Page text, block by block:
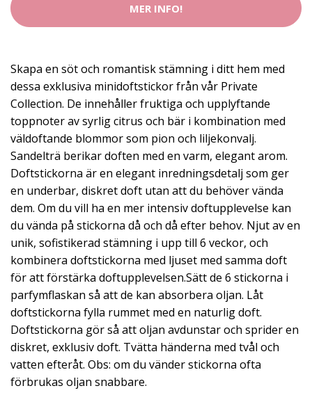
MER INFO!
Skapa en söt och romantisk stämning i ditt hem med
dessa exklusiva minidoftstickor från vår Private
Collection. De innehåller fruktiga och upplyftande
toppnoter av syrlig citrus och bär i kombination med
väldoftande blommor som pion och liljekonvalj.
Sandelträ berikar doften med en varm, elegant arom.
Doftstickorna är en elegant inredningsdetalj som ger
en underbar, diskret doft utan att du behöver vända
dem. Om du vill ha en mer intensiv doftupplevelse kan
du vända på stickorna då och då efter behov. Njut av en
unik, sofistikerad stämning i upp till 6 veckor, och
kombinera doftstickorna med ljuset med samma doft
för att förstärka doftupplevelsen.Sätt de 6 stickorna i
parfymflaskan så att de kan absorbera oljan. Låt
doftstickorna fylla rummet med en naturlig doft.
Doftstickorna gör så att oljan avdunstar och sprider en
diskret, exklusiv doft. Tvätta händerna med tvål och
vatten efteråt. Obs: om du vänder stickorna ofta
förbrukas oljan snabbare.